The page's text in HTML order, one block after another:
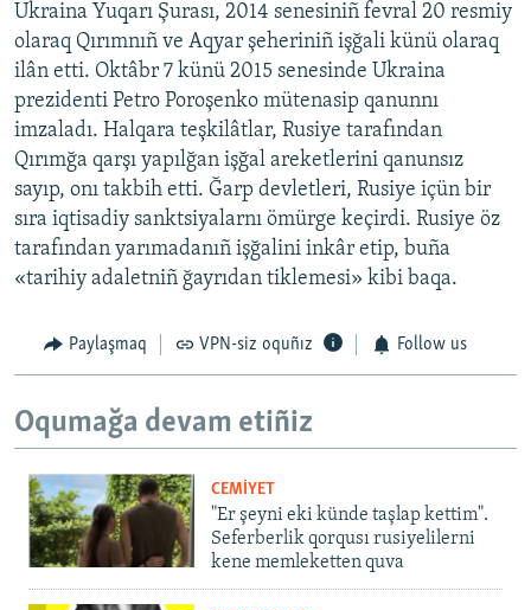
Ukraina Yuqarı Şurası, 2014 senesiniñ fevral 20 resmiy
olaraq Qırımnıñ ve Aqyar şeheriniñ işğali künü olaraq
ilân etti. Oktâbr 7 künü 2015 senesinde Ukraina
prezidenti Petro Poroşenko mütenasip qanunnı
imzaladı. Halqara teşkilâtlar, Rusiye tarafından
Qırımğa qarşı yapılğan işğal areketlerini qanunsız
sayıp, onı takbih etti. Ğarp devletleri, Rusiye içün bir
sıra iqtisadiy sanktsiyalarnı ömürge keçirdi. Rusiye öz
tarafından yarımadanıñ işğalini inkâr etip, buña
«tarihiy adaletniñ ğayrıdan tiklemesi» kibi baqa.
Paylaşmaq VPN-siz oquñız Follow us
Oqumağa devam etiñiz
CEMİYET
"Er şeyni eki künde taşlap kettim".
Seferberlik qorqusı rusiyelilerni
kene memleketten quva